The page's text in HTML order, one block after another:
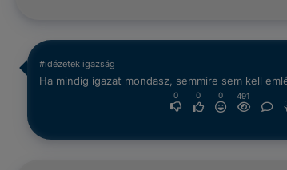
#idézetek igazság
Ha mindig igazat mondasz, semmire sem kell
0 0 0 491